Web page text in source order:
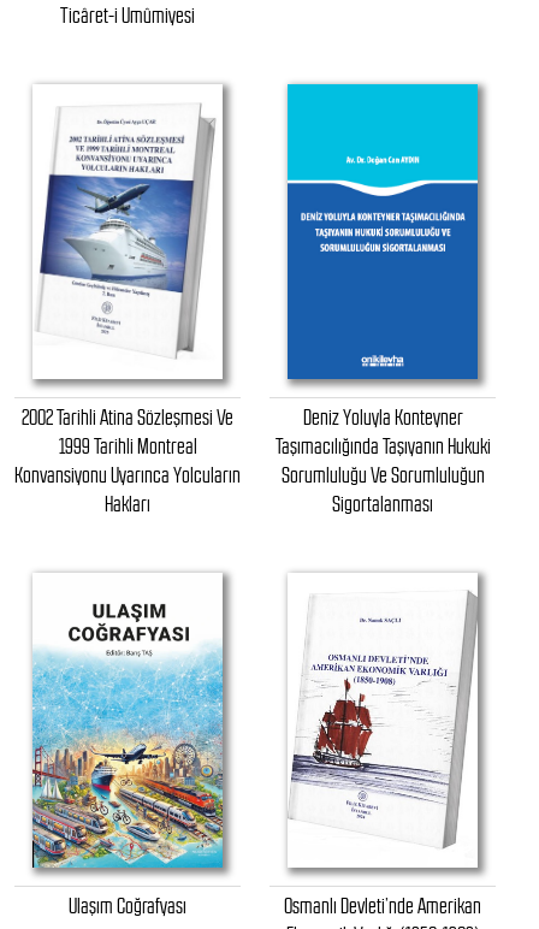
Ticâret-i Umûmiyesi
2002 Tarihli Atina Sözleşmesi Ve
1999 Tarihli Montreal
Konvansiyonu Uyarınca Yolcuların
Hakları
Deniz Yoluyla Konteyner
Taşımacılığında Taşıyanın Hukuki
Sorumluluğu Ve Sorumluluğun
Sigortalanması
Ulaşım Coğrafyası
Osmanlı Devleti’nde Amerikan